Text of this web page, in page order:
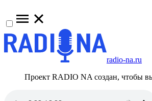
radio-na.ru
Проект RADIO NA создан, чтобы